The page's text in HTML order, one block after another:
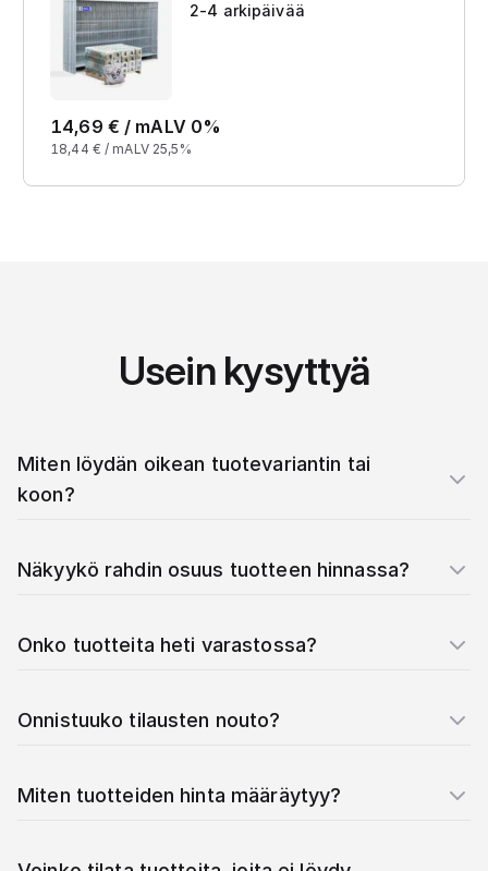
2-4 arkipäivää
14,69 € / mALV 0%
18,44 € / mALV 25,5%
Usein kysyttyä
Miten löydän oikean tuotevariantin tai
koon?
Näkyykö rahdin osuus tuotteen hinnassa?
Onko tuotteita heti varastossa?
Onnistuuko tilausten nouto?
Miten tuotteiden hinta määräytyy?